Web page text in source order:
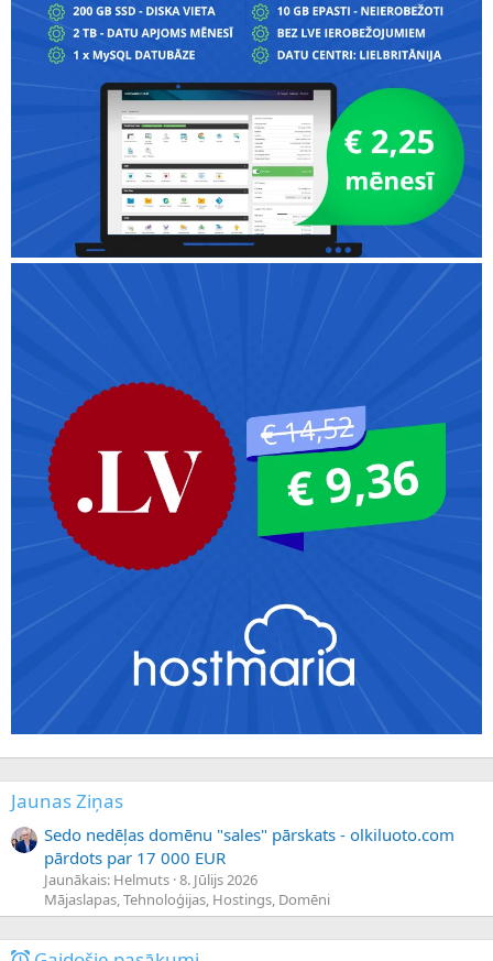
Jaunas Ziņas
Sedo nedēļas domēnu "sales" pārskats - olkiluoto.com
pārdots par 17 000 EUR
Jaunākais: Helmuts 8. Jūlijs 2026
Mājaslapas, Tehnoloģijas, Hostings, Domēni